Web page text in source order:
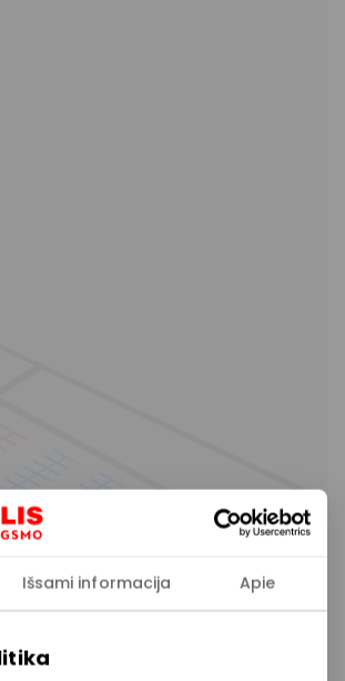
Išsami informacija Apie